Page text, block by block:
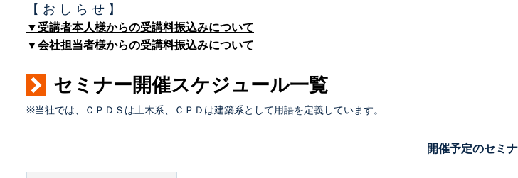
【 お し ら せ 】
▼受講者本人様からの受講料振込みについて
▼会社担当者様からの受講料振込みについて
セミナー開催スケジュール一覧
※当社では、ＣＰＤＳは土木系、ＣＰＤは建築系として用語を定義しています。
開催予定のセミ